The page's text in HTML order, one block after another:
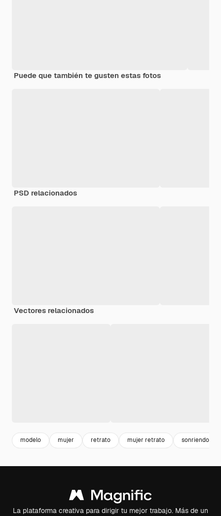
Puede que también te gusten estas fotos
PSD relacionados
Vectores relacionados
modelo mujer retrato mujer retrato sonriendo
La plataforma creativa para dirigir tu mejor trabajo. Más de un